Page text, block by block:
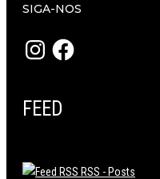
SIGA-NOS
InstagramFacebook
FEED
RSS - Posts